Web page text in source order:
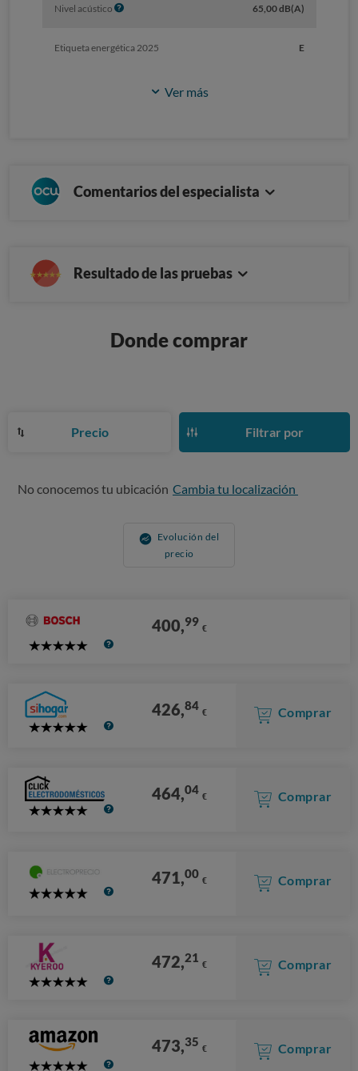
Nivel acústico I
o
65,00 dB(A)
Etiqueta energética 2025 E
Ver más
Comentarios del especialista
Resultado de las pruebas
Donde comprar
Precio Filtrar por
No conocemos tu ubicación Cambia tu localización
Evolución del
precio
5
400,99 €
5
426,84 € Comprar
5
464,04 € Comprar
5
471,00 € Comprar
5
472,21 € Comprar
473,35 € Comprar